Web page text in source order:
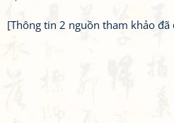
[Thông tin 2 nguồn tham khảo đã